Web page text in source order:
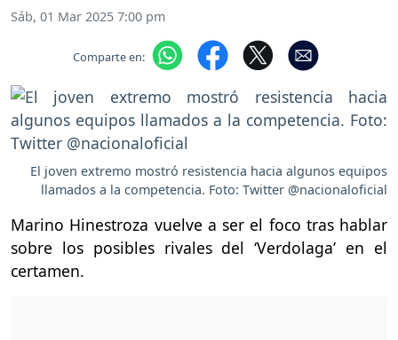
Sáb, 01 Mar 2025 7:00 pm
Comparte en:
El joven extremo mostró resistencia hacia algunos equipos
llamados a la competencia. Foto: Twitter @nacionaloficial
Marino Hinestroza vuelve a ser el foco tras hablar
sobre los posibles rivales del ‘Verdolaga’ en el
certamen.